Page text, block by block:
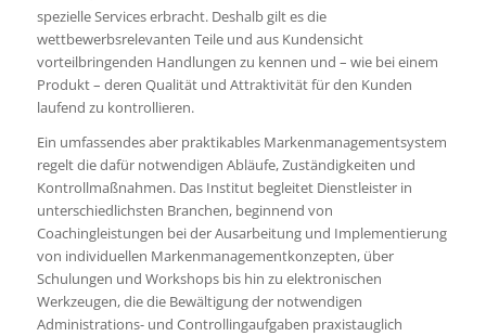
spezielle Services erbracht. Deshalb gilt es die
wettbewerbsrelevanten Teile und aus Kundensicht
vorteilbringenden Handlungen zu kennen und – wie bei einem
Produkt – deren Qualität und Attraktivität für den Kunden
laufend zu kontrollieren.
Ein umfassendes aber praktikables Markenmanagementsystem
regelt die dafür notwendigen Abläufe, Zuständigkeiten und
Kontrollmaßnahmen. Das Institut begleitet Dienstleister in
unterschiedlichsten Branchen, beginnend von
Coachingleistungen bei der Ausarbeitung und Implementierung
von individuellen Markenmanagementkonzepten, über
Schulungen und Workshops bis hin zu elektronischen
Werkzeugen, die die Bewältigung der notwendigen
Administrations- und Controllingaufgaben praxistauglich